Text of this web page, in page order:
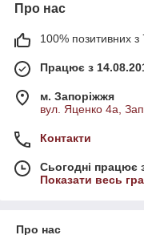
Про нас
100% позитивних з
Працює з
м. Запоріжжя
вул. Яценко 4а,
Контакти
Сьогодні працює
Показати весь
Про нас